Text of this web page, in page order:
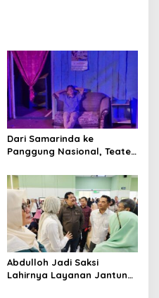
Dari Samarinda ke
Panggung Nasional, Teater
Kalimantan ke FTRN ISI
Yogyakarta
Abdulloh Jadi Saksi
Lahirnya Layanan Jantung